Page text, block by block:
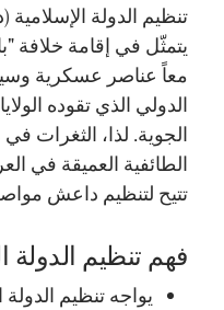
تنظيم الدولة
يتمثّل في إقامة خلافة
معاً عناصر عسكرية
الدولي الذي تقوده
الجوية. لذا، الثغرات
الطائفية العميقة في
تتيح لتنظيم داعش
فهم تنظيم الدولة
يواجه تنظيم